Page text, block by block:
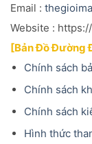
Email :
Website :
[Bản Đồ Đường
Chính sách
Chính sách
Chính sách
Hình thức